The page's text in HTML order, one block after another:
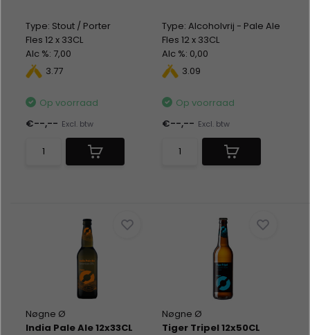
Type: Stout / Porter
Fles 12 x 33CL
Alc %: 7,00
3.77
Op voorraad
€--,-- Excl. btw
Type: Alcoholvrij - Pale Ale
Fles 12 x 33CL
Alc %: 0,00
3.09
Op voorraad
€--,-- Excl. btw
Nøgne Ø
India Pale Ale 12x33CL
Nøgne Ø
Tiger Tripel 12x50CL